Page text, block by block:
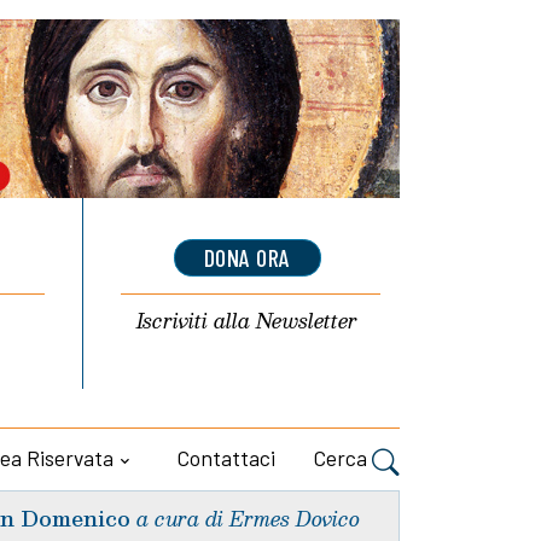
DONA ORA
Iscriviti allaNewsletter
Riservata Contattaci Cerca
Domenico a cura di Ermes Dovico